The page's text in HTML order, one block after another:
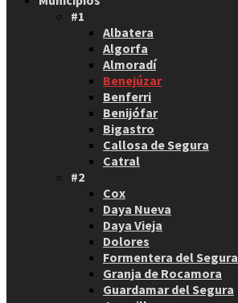
#1
Albatera
Algorfa
Almoradí
Benejúzar
Benferri
Benijófar
Bigastro
Callosa de Segura
Catral
#2
Cox
Daya Nueva
Daya Vieja
Dolores
Formentera del Segura
Granja de Rocamora
Guardamar del Segura